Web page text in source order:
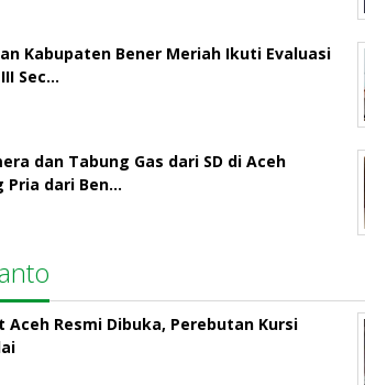
Kabupaten Bener Meriah Ikuti Evaluasi
Sec…
dan Tabung Gas dari SD di Aceh
Pria dari Ben…
Aceh Resmi Dibuka, Perebutan Kursi